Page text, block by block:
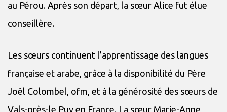
au Pérou. Après son départ, la sœur Alice fut élue
conseillère.
Les sœurs continuent l’apprentissage des langues
française et arabe, grâce à la disponibilité du Père
Joël Colombel, ofm, et à la générosité des sœurs de
Vals-près-le Puy en France. La sœur Marie-Anne,